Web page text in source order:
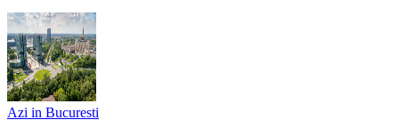
Azi in Bucuresti